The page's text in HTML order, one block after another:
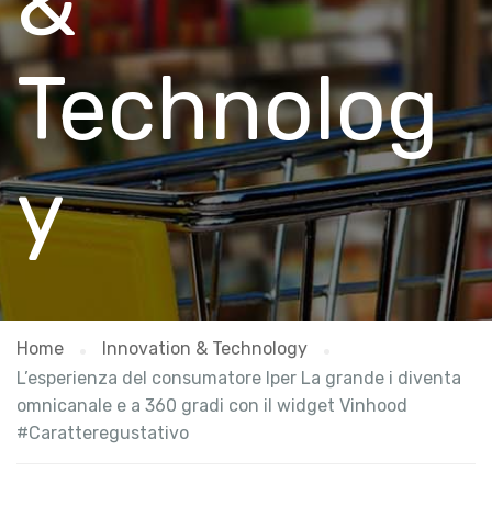
Technolog
y
Home
Innovation & Technology
L’esperienza del consumatore Iper La grande i diventa
omnicanale e a 360 gradi con il widget Vinhood
#Caratteregustativo